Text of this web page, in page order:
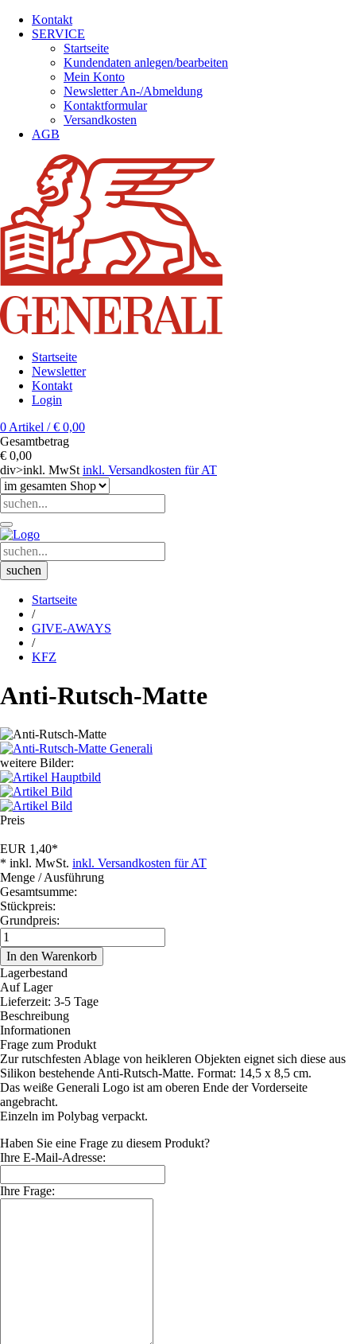
Kontakt
SERVICE
Startseite
Kundendaten anlegen/bearbeiten
Mein Konto
Newsletter An-/Abmeldung
Kontaktformular
Versandkosten
AGB
Startseite
Newsletter
Kontakt
Login
0 Artikel / € 0,00
Gesamtbetrag
€ 0,00
div>inkl. MwSt inkl. Versandkosten für AT
Startseite
/
GIVE-AWAYS
/
KFZ
Anti-Rutsch-Matte
weitere Bilder:
Preis
EUR 1,40*
* inkl. MwSt. inkl. Versandkosten für AT
Menge / Ausführung
Gesamtsumme:
Stückpreis:
Grundpreis:
Lagerbestand
Auf Lager
Lieferzeit: 3-5 Tage
Beschreibung
Informationen
Frage zum Produkt
Zur rutschfesten Ablage von heikleren Objekten eignet sich diese aus
Silikon bestehende Anti-Rutsch-Matte. Format: 14,5 x 8,5 cm.
Das weiße Generali Logo ist am oberen Ende der Vorderseite
angebracht.
Einzeln im Polybag verpackt.
Haben Sie eine Frage zu diesem Produkt?
Ihre E-Mail-Adresse:
Ihre Frage: